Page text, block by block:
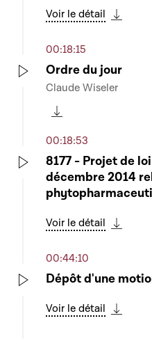
Voir le détail
00:18:15
Ordre du jour
Claude Wiseler
00:18:53
8177 - Projet de
décembre 2014
Voir le détail
00:44:10
Dépôt d'une
Voir le détail